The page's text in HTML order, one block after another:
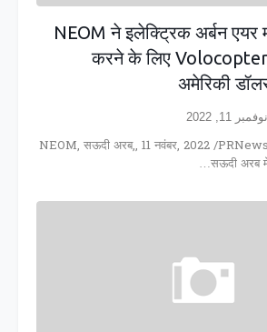
NEOM ने इलेक्ट्रिक अर्बन एयर
करने के लिए Volocopter
अमेरिकी
نوفمبر 11, 2022
NEOM, सऊदी अरब,, 11 नवंबर, 2022 /
सऊदी अरब में